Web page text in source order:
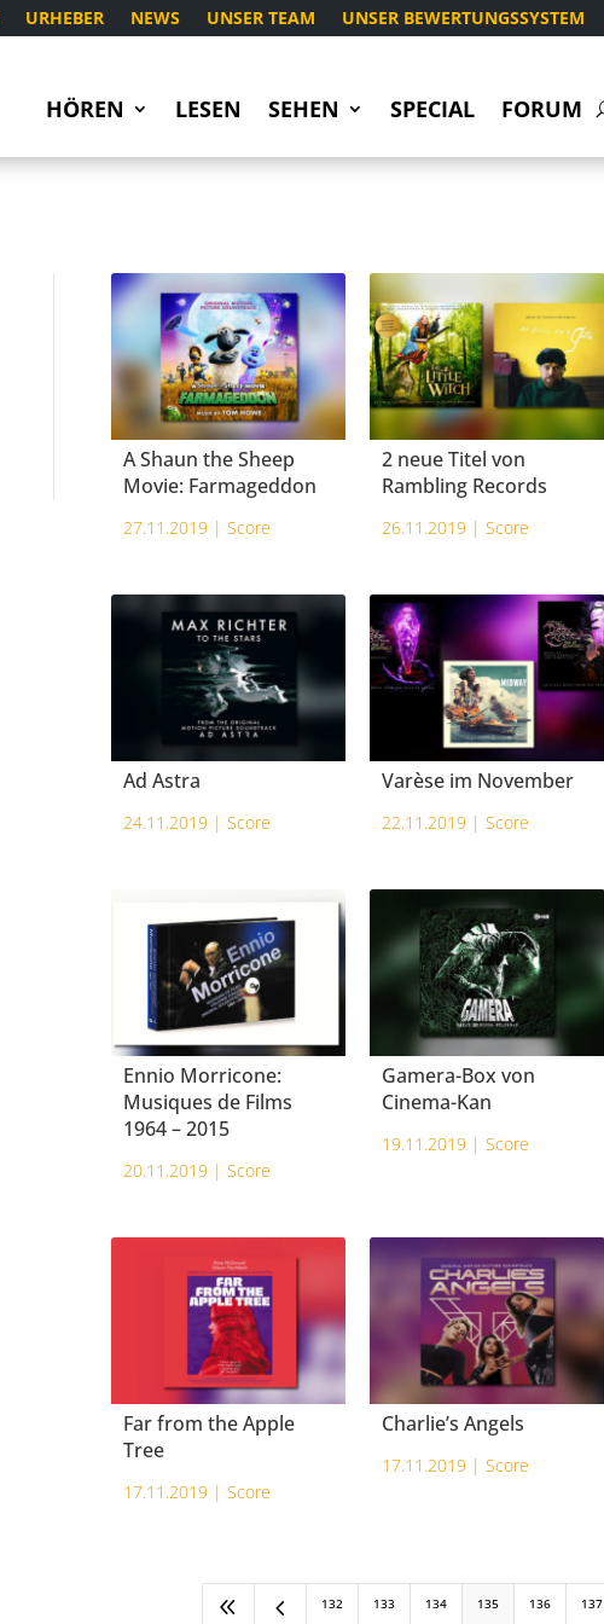
URHEBER NEWS UNSER TEAM UNSER BEWERTUNGSSYSTEM
HÖREN LESEN SEHEN SPECIAL FORUM
A Shaun the Sheep
Movie: Farmageddon
27.11.2019 | Score
2 neue Titel von
Rambling Records
26.11.2019 |Score
Ad Astra
24.11.2019 | Score
Varèse im November
22.11.2019 |Score
Ennio Morricone:
Musiques de Films
1964 – 2015
20.11.2019 | Score
Gamera-Box von
Cinema-Kan
19.11.2019 |Score
Far from the Apple
Tree
17.11.2019 | Score
Charlie’s Angels
17.11.2019 |Score
8 4 132 133 134 135 136 137